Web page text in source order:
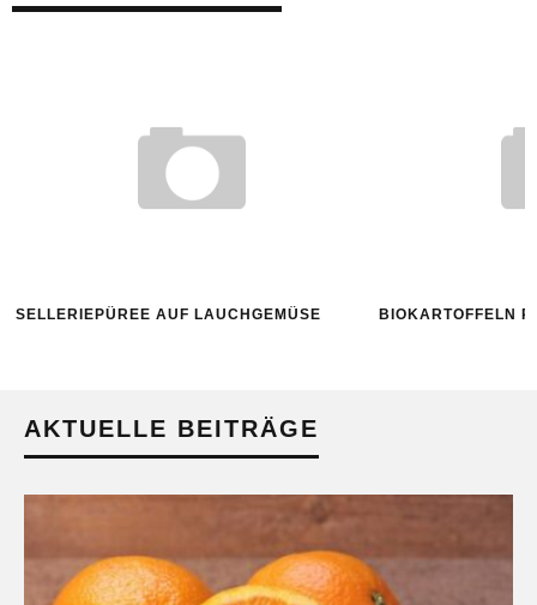
SELLERIEPÜREE AUF LAUCHGEMÜSE BIOKARTOFFELN
AKTUELLE BEITRÄGE